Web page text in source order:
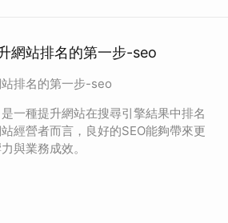
網站排名的第一步-seo
排名的第一步-seo
一種提升網站在搜尋引擎結果中排名
經營者而言，良好的SEO能夠帶來更
與業務成效。